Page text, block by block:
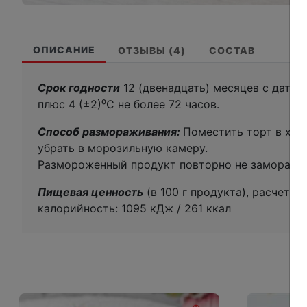
ОПИСАНИЕ ОТЗЫВЫ (4) СОСТАВ
Срок годности 12 (двенадцать) месяцев с
плюс 4 (±2)⁰С не более 72 часов.
Способ размораживания: Поместить торт в
убрать в морозильную камеру.
Размороженный продукт повторно не
Пищевая ценность (в 100 г продукта),
калорийность: 1095 кДж / 261 ккал